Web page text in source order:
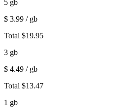
5 gb
$ 3.99 / gb
Total $19.95
3 gb
$ 4.49 / gb
Total $13.47
1 gb